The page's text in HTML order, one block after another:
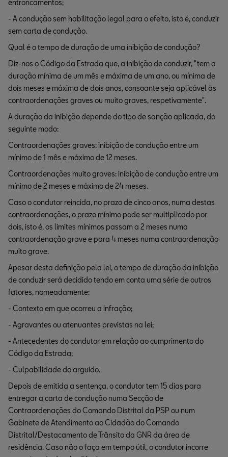
entroncamentos;
- A condução sem habilitação legal para o efeito, isto é, conduzir
sem carta de condução.
Qual é o tempo de duração de uma inibição de condução?
Diz-nos o Código da Estrada que, a inibição de conduzir, "tem a
duração mínima de um mês e máxima de um ano, ou mínima de
dois meses e máxima de dois anos, consoante seja aplicável às
contraordenações graves ou muito graves, respetivamente".
A duração da inibição depende do tipo de sanção aplicada, do
seguinte modo:
Contraordenações graves: inibição de condução entre um
mínimo de 1 mês e máximo de 12 meses.
Contraordenações muito graves: inibição de condução entre um
mínimo de 2 meses e máximo de 24 meses.
Caso o condutor reincida, no prazo de cinco anos, numa destas
contraordenações, o prazo mínimo pode ser multiplicado por
dois, isto é, os limites mínimos passam a 2 meses numa
contraordenação grave e para 4 meses numa contraordenação
muito grave.
Apesar desta definição pela lei, o tempo de duração da inibição
de conduzir será decidido tendo em conta uma série de outros
fatores, nomeadamente:
- Contexto em que ocorreu a infração;
- Agravantes ou atenuantes previstas na lei;
- Antecedentes do condutor em relação ao cumprimento do
Código da Estrada;
- Culpabilidade do arguido.
Depois de emitida a sentença, o condutor tem 15 dias para
entregar a carta de condução numa Secção de
Contraordenações do Comando Distrital da PSP ou num
Gabinete de Atendimento ao Cidadão do Comando
Distrital/Destacamento de Trânsito da GNR da área de
residência. Caso não o faça em tempo útil, o condutor incorre